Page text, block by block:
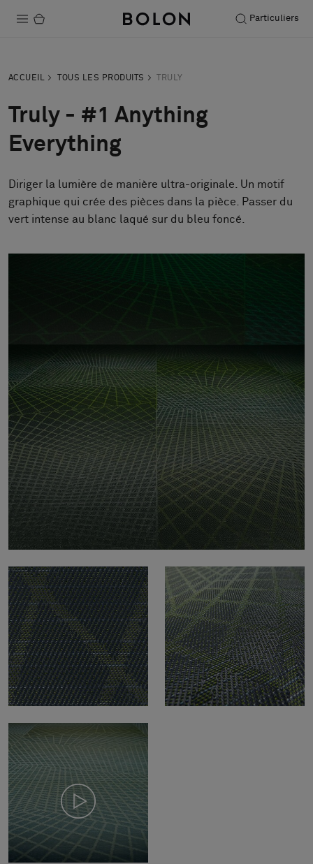
Particuliers
Durabilité
Installation
Entretien
Pattern Tile Tool
Image & Material Bank
Choisir une langue
ACCUEIL TOUS LES PRODUITS TRULY
Truly - #1 Anything
Everything
Diriger la lumière de manière ultra-originale. Un motif
graphique qui crée des pièces dans la pièce. Passer du